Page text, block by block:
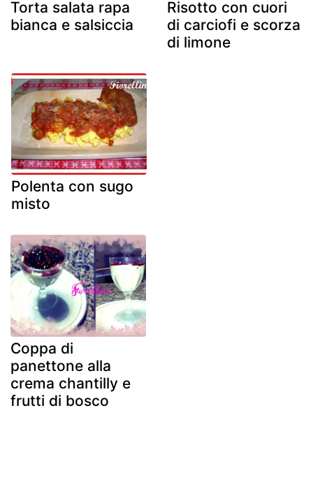
Torta salata rapa
bianca e salsiccia
Risotto con cuori
di carciofi e scorza
di limone
Polenta con sugo
misto
Coppa di
panettone alla
crema chantilly e
frutti di bosco